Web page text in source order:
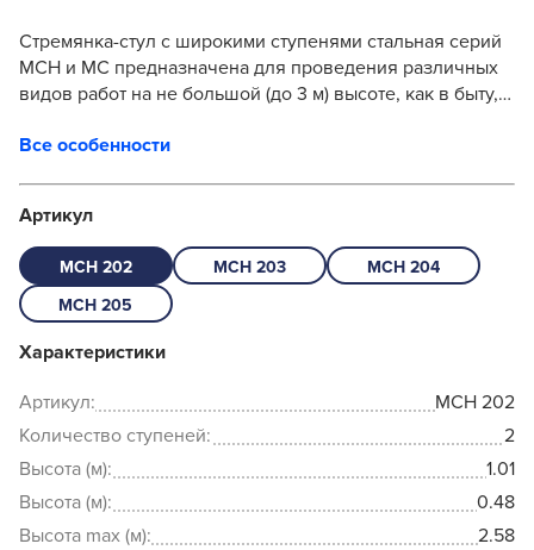
Стремянка-стул с широкими ступенями стальная серий
МСН и МС предназначена для проведения различных
видов работ на не большой (до 3 м) высоте, как в быту,
Все особенности
Артикул
MCH 202 MCH 203
MCH 204
MCH 205
Характеристики
Артикул:
MCH 202
Количество ступеней:
2
Высота (м):
1.01
Высота (м):
0.48
Высота max (м):
2.58